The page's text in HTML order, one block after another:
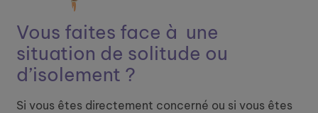
Vous faites face à ​ une
situation de solitude ou
d’isolement ?
Si vous êtes directement concerné ou si vous êtes